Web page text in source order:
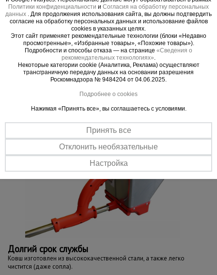
Важные преимущества –
эффективная работа
Производительность
Экономичность
Машинное нанесение равномерно распределяет смесь и
значительно сокращает отходы.
Долгий срок службы
Ковш изготовлен из высококачественной стали, а также легко
чистится (даже сопла).
Политики конфиденциальности и Согласия на обработку персональных
данных
. Для продолжения использования сайта, вы должны подтвердить
согласие на обработку персональных данных и использование файлов
cookies в указанных целях.
Этот сайт применяет рекомендательные технологии (блоки «Недавно
просмотренные», «Избранные товары», «Похожие товары»).
Подробности и способы отказа — на странице «Сведения о
рекомендательных технологиях»
Некоторые категории cookie (Аналитика, Реклама) осуществляют
трансграничную передачу данных на основании разрешения
Роскомнадзора № 9484204 от 04.06.2025.
Подробнее о cookies
Нажимая «Принять все», вы соглашаетесь с условиями.
Принять все
Отклонить необязательные
Настройка